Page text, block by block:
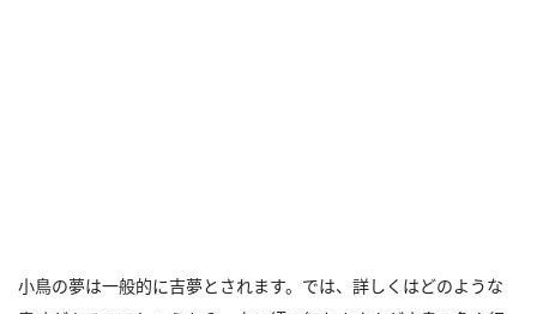
小鳥の夢は一般的に吉夢とされます。では、詳しくはどのような